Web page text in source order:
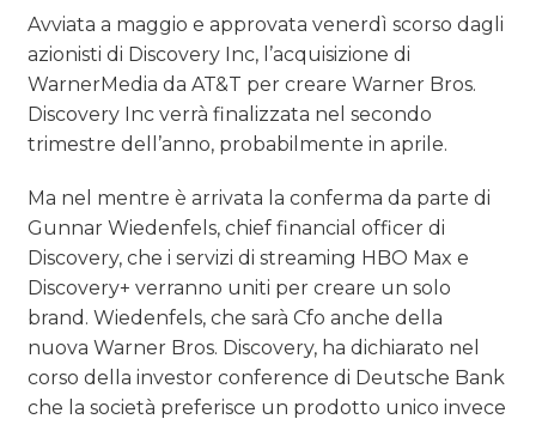
PREVISIONI/SCENARI
NORMATIVE
TREND
OPINIONI
Avviata a maggio e approvata venerdì scorso dagli
azionisti di Discovery Inc, l’acquisizione di
WarnerMedia da AT&T per creare Warner Bros.
Discovery Inc verrà finalizzata nel secondo
trimestre dell’anno, probabilmente in aprile.
Ma nel mentre è arrivata la conferma da parte di
Gunnar Wiedenfels, chief financial officer di
Discovery, che i servizi di streaming HBO Max e
Discovery+ verranno uniti per creare un solo
brand. Wiedenfels, che sarà Cfo anche della
nuova Warner Bros. Discovery, ha dichiarato nel
corso della investor conference di Deutsche Bank
che la società preferisce un prodotto unico invece